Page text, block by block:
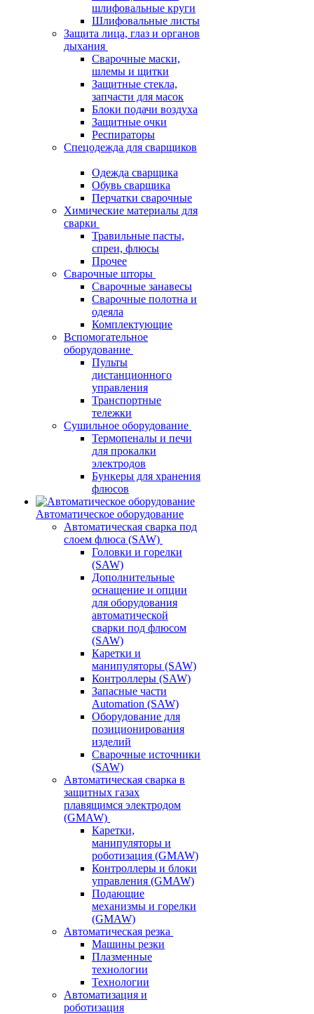
шлифовальные круги
Шлифовальные листы
Защита лица, глаз и органов
дыхания
Сварочные маски,
шлемы и щитки
Защитные стекла,
запчасти для масок
Блоки подачи воздуха
Защитные очки
Респираторы
Спецодежда для сварщиков
Одежда сварщика
Обувь сварщика
Перчатки сварочные
Химические материалы для
сварки
Травильные пасты,
спреи, флюсы
Прочее
Сварочные шторы
Сварочные занавесы
Сварочные полотна и
одеяла
Комплектующие
Вспомогательное
оборудование
Пульты
дистанционного
управления
Транспортные
тележки
Сушильное оборудование
Термопеналы и печи
для прокалки
электродов
Бункеры для хранения
флюсов
Автоматическое оборудование
Автоматическая сварка под
слоем флюса (SAW)
Головки и горелки
(SAW)
Дополнительные
оснащение и опции
для оборудования
автоматической
сварки под флюсом
(SAW)
Каретки и
манипуляторы (SAW)
Контроллеры (SAW)
Запасные части
Automation (SAW)
Оборудование для
позиционирования
изделий
Сварочные источники
(SAW)
Автоматическая сварка в
защитных газах
плавящимся электродом
(GMAW)
Каретки,
манипуляторы и
роботизация (GMAW)
Контроллеры и блоки
управления (GMAW)
Подающие
механизмы и горелки
(GMAW)
Автоматическая резка
Машины резки
Плазменные
технологии
Технологии
Автоматизация и
роботизация